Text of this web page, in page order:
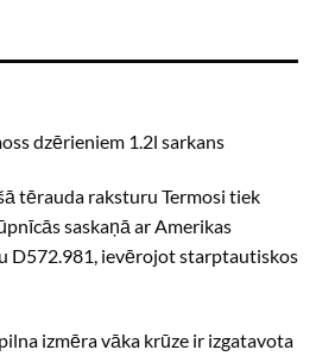
dzērieniem 1.2l sarkans
tērauda raksturu Termosi tiek
saskaņā ar Amerikas
D572.981, ievērojot starptautiskos
izmēra vāka krūze ir izgatavota